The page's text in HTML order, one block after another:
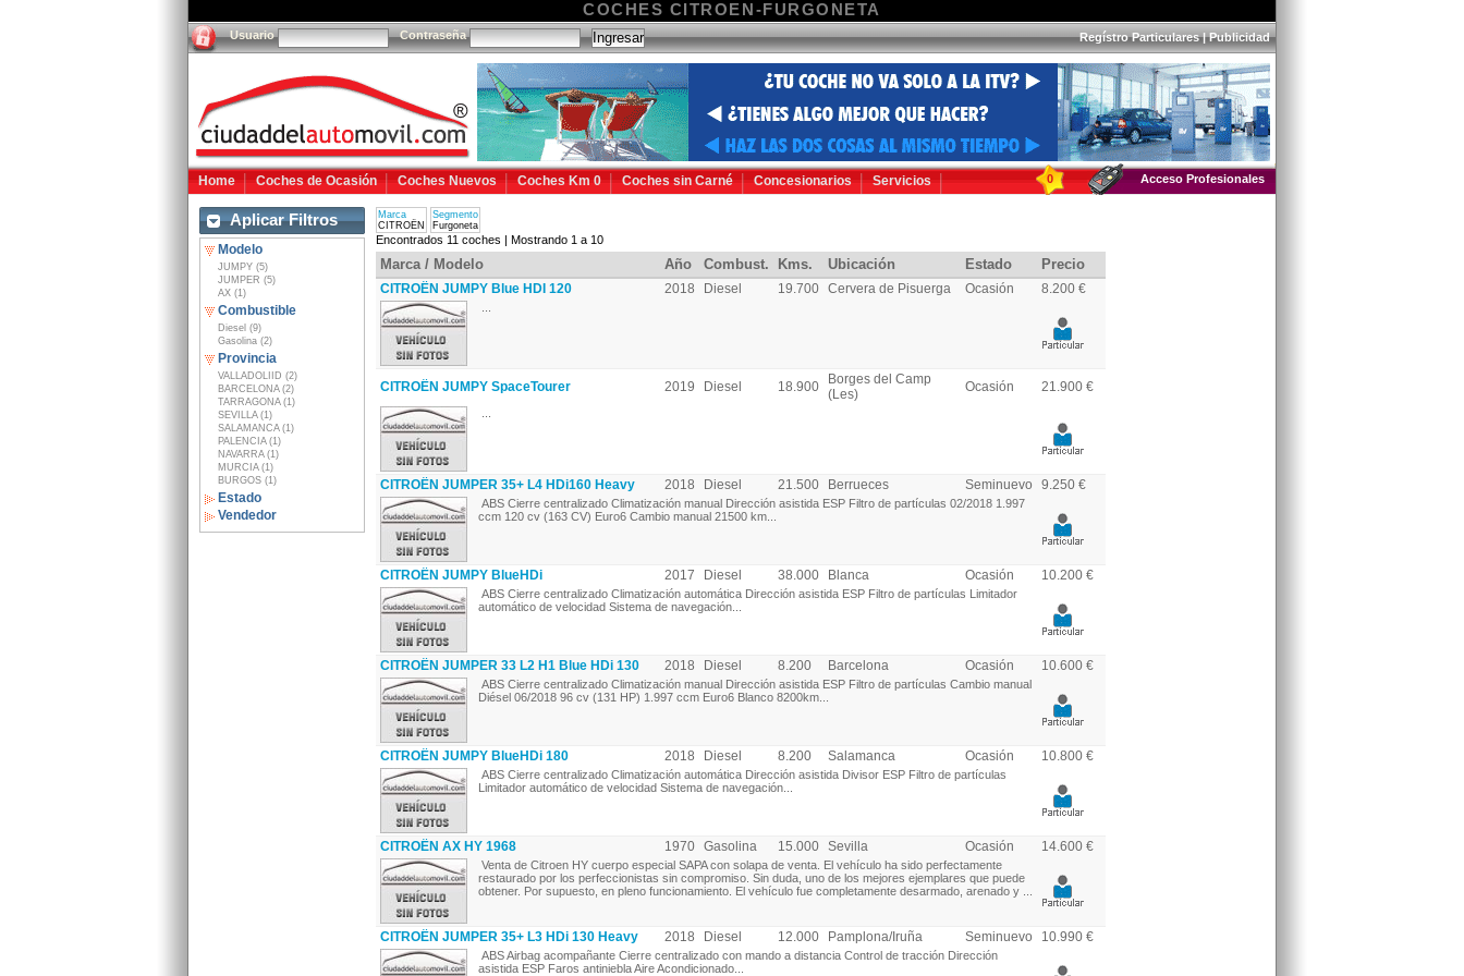
COCHES CITROEN-FURGONETA
Usuario Contraseña Regístro Particulares|Publicidad
Home Coches de Ocasión Coches Nuevos Coches Km 0 Coches sin Carné Concesionarios Servicios 0 Acceso Profesionales
Aplicar Filtros
Modelo
JUMPY (5)
JUMPER (5)
AX (1)
Combustible
Diesel (9)
Gasolina (2)
Provincia
VALLADOLIID (2)
BARCELONA (2)
TARRAGONA (1)
SEVILLA (1)
SALAMANCA (1)
PALENCIA (1)
NAVARRA (1)
MURCIA (1)
BURGOS (1)
Estado
Vendedor
Marca
CITROËN
Segmento
Furgoneta
Encontrados 11 coches | Mostrando 1 a 10
Marca / Modelo Año Combust. Kms. Ubicación Estado Precio
CITROËN JUMPY Blue HDI 120 2018 Diesel 19.700 Cervera de Pisuerga Ocasión 8.200 €
CITROËN JUMPY SpaceTourer 2019 Diesel 18.900
Borges del Camp
(Les)
Ocasión 21.900 €
CITROËN JUMPER 35+ L4 HDi160 Heavy 2018 Diesel 21.500 Berrueces Seminuevo 9.250 €
ABS Cierre centralizado Climatización manual Dirección asistida ESP Filtro de partículas 02/2018 1.997
ccm 120 cv (163 CV) Euro6 Cambio manual 21500 km...
CITROËN JUMPY BlueHDi 2017 Diesel 38.000 Blanca Ocasión 10.200 €
ABS Cierre centralizado Climatización automática Dirección asistida ESP Filtro de partículas Limitador
automático de velocidad Sistema de navegación...
CITROËN JUMPER 33 L2 H1 Blue HDi 130 2018 Diesel 8.200 Barcelona Ocasión 10.600 €
ABS Cierre centralizado Climatización manual Dirección asistida ESP Filtro de partículas Cambio manual
Diésel 06/2018 96 cv (131 HP) 1.997 ccm Euro6 Blanco 8200km...
CITROËN JUMPY BlueHDi 180 2018 Diesel 8.200 Salamanca Ocasión 10.800 €
ABS Cierre centralizado Climatización automática Dirección asistida Divisor ESP Filtro de partículas
Limitador automático de velocidad Sistema de navegación...
CITROËN AX HY 1968 1970 Gasolina 15.000 Sevilla Ocasión 14.600 €
Venta de Citroen HY cuerpo especial SAPA con solapa de venta. El vehículo ha sido perfectamente
restaurado por los perfeccionistas sin compromiso. Sin duda, uno de los mejores ejemplares que puede
obtener. Por supuesto, en pleno funcionamiento. El vehículo fue completamente desarmado, arenado y ...
CITROËN JUMPER 35+ L3 HDi 130 Heavy 2018 Diesel 12.000 Pamplona/Iruña Seminuevo 10.990 €
ABS Airbag acompañante Cierre centralizado con mando a distancia Control de tracción Dirección
asistida ESP Faros antiniebla Aire Acondicionado...